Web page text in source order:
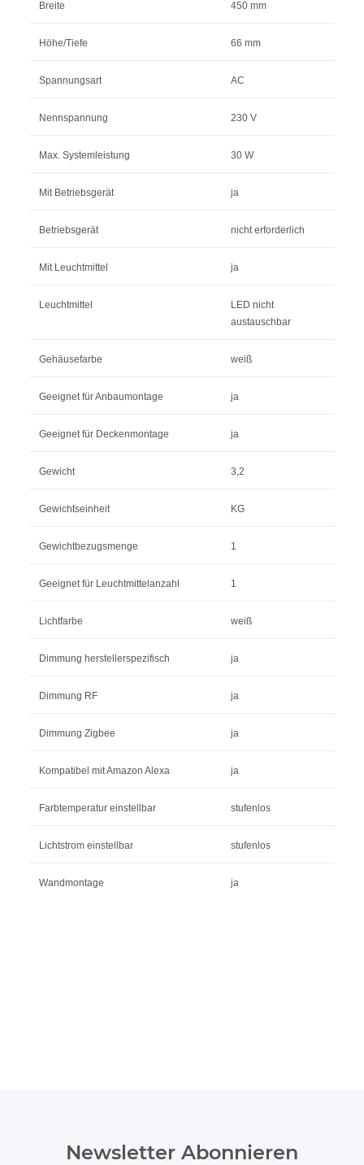
Breite 450 mm
Höhe/Tiefe 66 mm
Spannungsart AC
Nennspannung 230 V
Max. Systemleistung 30 W
Mit Betriebsgerät ja
Betriebsgerät nicht erforderlich
Mit Leuchtmittel ja
Leuchtmittel
LED nicht
austauschbar
Gehäusefarbe weiß
Geeignet für Anbaumontage ja
Geeignet für Deckenmontage ja
Gewicht 3,2
Gewichtseinheit KG
Gewichtbezugsmenge 1
Geeignet für Leuchtmittelanzahl 1
Lichtfarbe weiß
Dimmung herstellerspezifisch ja
Dimmung RF ja
Dimmung Zigbee ja
Kompatibel mit Amazon Alexa ja
Farbtemperatur einstellbar stufenlos
Lichtstrom einstellbar stufenlos
Wandmontage ja
Newsletter Abonnieren